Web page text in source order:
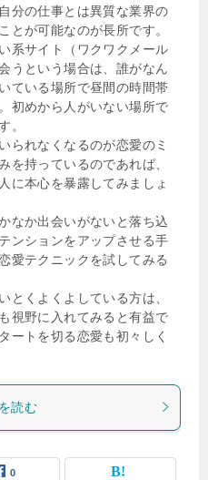
分の仕事とは異質な業界の
とが可能なのが長所です。
系サイト（ワクワクメール
うという場合は、誰がなん
ている場所で昼間の時間帯
初めから人がいない場所で
。
られなくなるのが恋愛のミ
を持っているのであれば、
に本心を暴露してみましょ
なか出会いがないと落ち込
ンションをアップさせる手
愛テクニックを試してみる
とくよくよしている方は、
視野に入れてみると有益で
ートを切る恋愛も初々しく
読む
0